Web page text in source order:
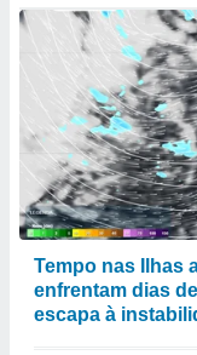
Tempo nas Ilhas
enfrentam dias
escapa à